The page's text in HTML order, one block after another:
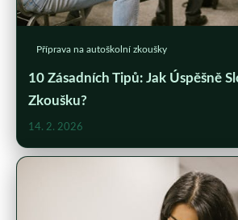
Příprava na autoškolní zkoušky
10 Zásadních Tipů: Jak Úspěšně
Zkoušku?
14. 2. 2026